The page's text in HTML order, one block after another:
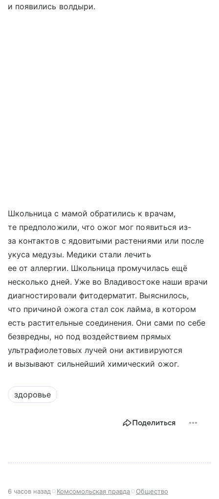
и появились волдыри.
Школьница с мамой обратились к врачам,
те предположили, что ожог мог появиться из-
за контактов с ядовитыми растениями или после
укуса медузы. Медики стали лечить
ее от аллергии. Школьница промучилась ещё
несколько дней. Уже во Владивостоке наши врачи
диагностировали фитодерматит. Выяснилось,
что причиной ожога стал сок лайма, в котором
есть растительные соединения. Они сами по себе
безвредны, но под воздействием прямых
ультрафиолетовых лучей они активируются
и вызывают сильнейший химический ожог.
здоровье
Поделиться
6 часов назад Комсомольская правда Общество